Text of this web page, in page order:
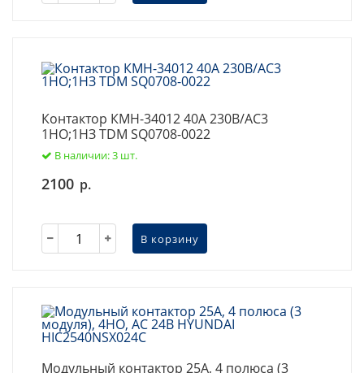
Контактор КМН-34012 40А 230В/АС3
1НО;1НЗ TDM SQ0708-0022
В наличии: 3 шт.
2100 р.
В корзину
Модульный контактор 25А, 4 полюса (3